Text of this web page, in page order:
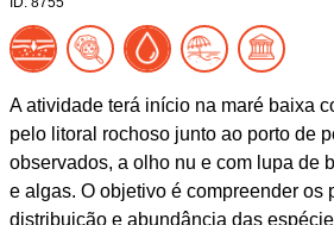
A atividade terá início na maré baixa
pelo litoral rochoso junto ao porto de
observados, a olho nu e com lupa de
e algas. O objetivo é compreender os
distribuição e abundância das